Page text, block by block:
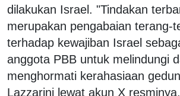
dilakukan Israel. "Tindakan
merupakan pengabaian terang-
terhadap kewajiban Israel
anggota PBB untuk melindungi
menghormati kerahasiaan
Lazzarini lewat akun X resminya.